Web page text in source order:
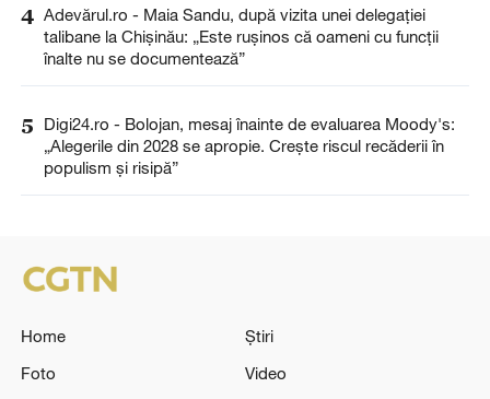
4 Adevărul.ro - Maia Sandu, după vizita unei delegației
talibane la Chișinău: „Este rușinos că oameni cu funcții
înalte nu se documentează”
5
Digi24.ro - Bolojan, mesaj înainte de evaluarea Moody's:
„Alegerile din 2028 se apropie. Crește riscul recăderii în
populism și risipă”
Home
Știri
Foto
Video